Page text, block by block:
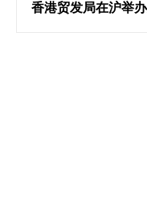
香港贸发局在沪举